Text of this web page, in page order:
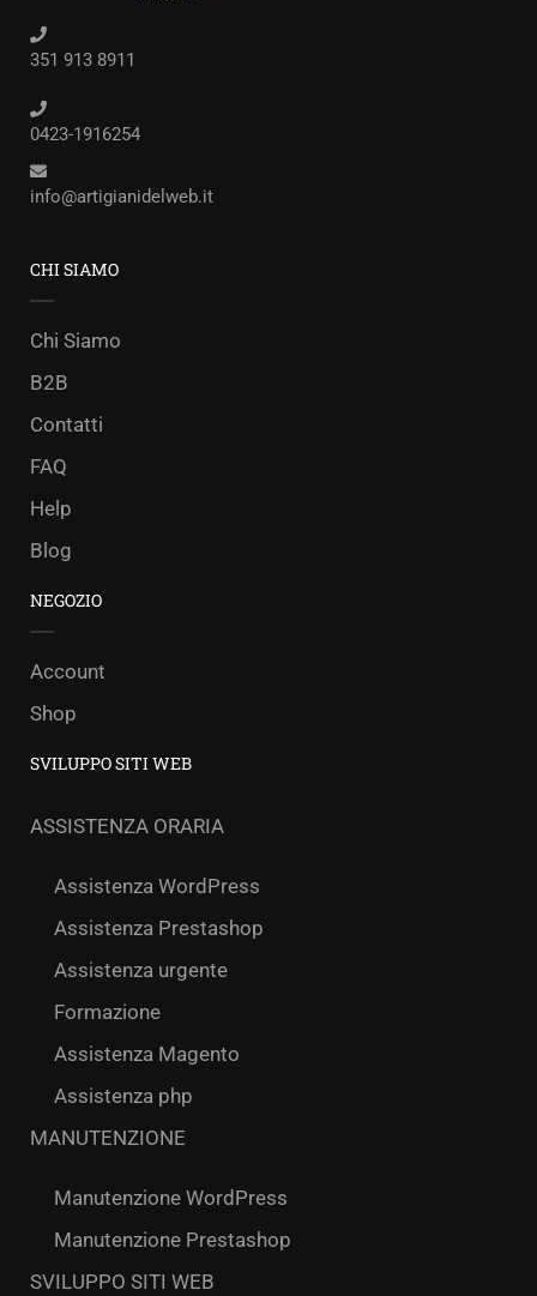
351 913 8911
0423-1916254
info@artigianidelweb.it
CHI SIAMO
Chi Siamo
B2B
Contatti
FAQ
Help
Blog
NEGOZIO
Account
Shop
SVILUPPO SITI WEB
ASSISTENZA ORARIA
Assistenza WordPress
Assistenza Prestashop
Assistenza urgente
Formazione
Assistenza Magento
Assistenza php
MANUTENZIONE
Manutenzione WordPress
Manutenzione Prestashop
SVILUPPO SITI WEB